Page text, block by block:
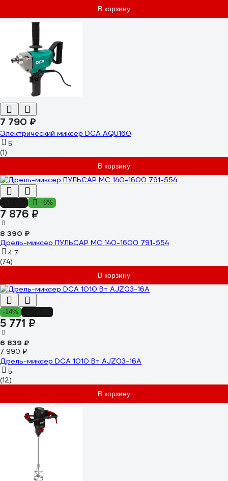
В корзину
7 790 ₽
Электрический миксер DCA AQU160
5
(1)
В корзину
-6%
7 876 ₽
8 390 ₽
Дрель-миксер ПУЛЬСАР МС 140-1600 791-554
4.7
(74)
В корзину
-14%
5 771 ₽
6 839 ₽
7 990 ₽
Дрель-миксер DCA 1010 Вт AJZ03-16A
5
(12)
В корзину